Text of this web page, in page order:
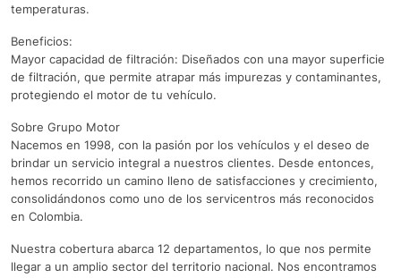
temperaturas.
Beneficios:
Mayor capacidad de filtración: Diseñados con una mayor superficie
de filtración, que permite atrapar más impurezas y contaminantes,
protegiendo el motor de tu vehículo.
Sobre Grupo Motor
Nacemos en 1998, con la pasión por los vehículos y el deseo de
brindar un servicio integral a nuestros clientes. Desde entonces,
hemos recorrido un camino lleno de satisfacciones y crecimiento,
consolidándonos como uno de los servicentros más reconocidos
en Colombia.
Nuestra cobertura abarca 12 departamentos, lo que nos permite
llegar a un amplio sector del territorio nacional. Nos encontramos